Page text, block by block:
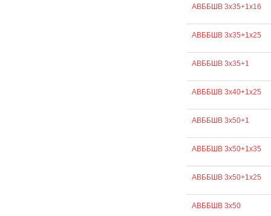
АВББШВ 3х35+1х16
АВББШВ 3х35+1х25
АВББШВ 3х35+1
АВББШВ 3х40+1х25
АВББШВ 3х50+1
АВББШВ 3х50+1х35
АВББШВ 3х50+1х25
АВББШВ 3х50